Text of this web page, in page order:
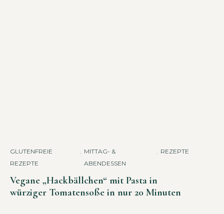
GLUTENFREIE
REZEPTE
, MITTAG- &
ABENDESSEN
, REZEPTE
Vegane „Hackbällchen“ mit Pasta in
würziger Tomatensoße in nur 20 Minuten